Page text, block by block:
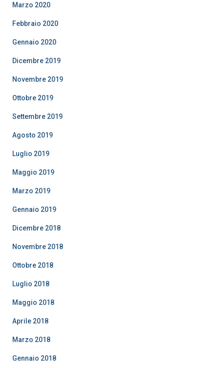
Marzo 2020
Febbraio 2020
Gennaio 2020
Dicembre 2019
Novembre 2019
Ottobre 2019
Settembre 2019
Agosto 2019
Luglio 2019
Maggio 2019
Marzo 2019
Gennaio 2019
Dicembre 2018
Novembre 2018
Ottobre 2018
Luglio 2018
Maggio 2018
Aprile 2018
Marzo 2018
Gennaio 2018